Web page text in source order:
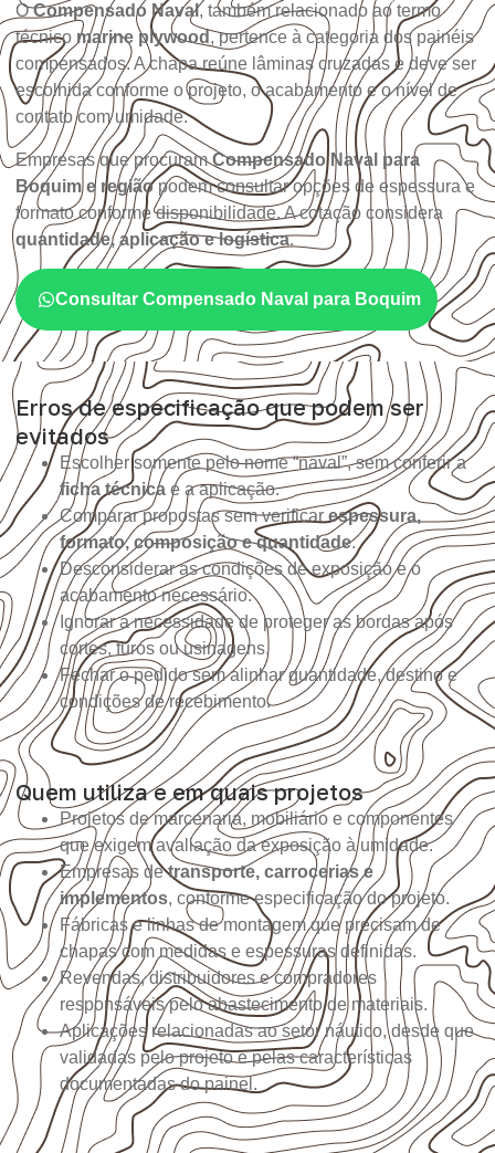
OCompensado Naval, também relacionado ao termo
técnico marine plywood, pertence à categoria dos painéis
compensados. A chapa reúne lâminas cruzadas e deve ser
escolhida conforme o projeto, o acabamento e o nível de
contato com umidade.
Empresas que procuramCompensado Naval para
Boquim e regiãopodem consultar opções de espessura e
formato conforme disponibilidade. A cotação considera
quantidade, aplicação e logística.
Consultar Compensado Naval para Boquim
Erros de especificação que podem ser
evitados
Escolher somente pelo nome “naval”, sem conferir a
ficha técnica e a aplicação.
Comparar propostas sem verificar espessura,
formato, composição e quantidade.
Desconsiderar as condições de exposição e o
acabamento necessário.
Ignorar a necessidade de proteger as bordas após
cortes, furos ou usinagens.
Fechar o pedido sem alinhar quantidade, destino e
condições de recebimento.
Quem utiliza e em quais projetos
Projetos de marcenaria, mobiliário e componentes
que exigem avaliação da exposição à umidade.
Empresas detransporte, carrocerias e
implementos, conforme especificação do projeto.
Fábricas e linhas de montagem que precisam de
chapas com medidas e espessuras definidas.
Revendas, distribuidores e compradores
responsáveis pelo abastecimento de materiais.
Aplicações relacionadas ao setor náutico, desde que
validadas pelo projeto e pelas características
documentadas do painel.